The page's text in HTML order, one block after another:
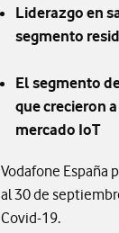
Liderazgo en
segmento
El segmento
que crecieron
mercado IoT
Vodafone España
al 30 de
Covid-19.